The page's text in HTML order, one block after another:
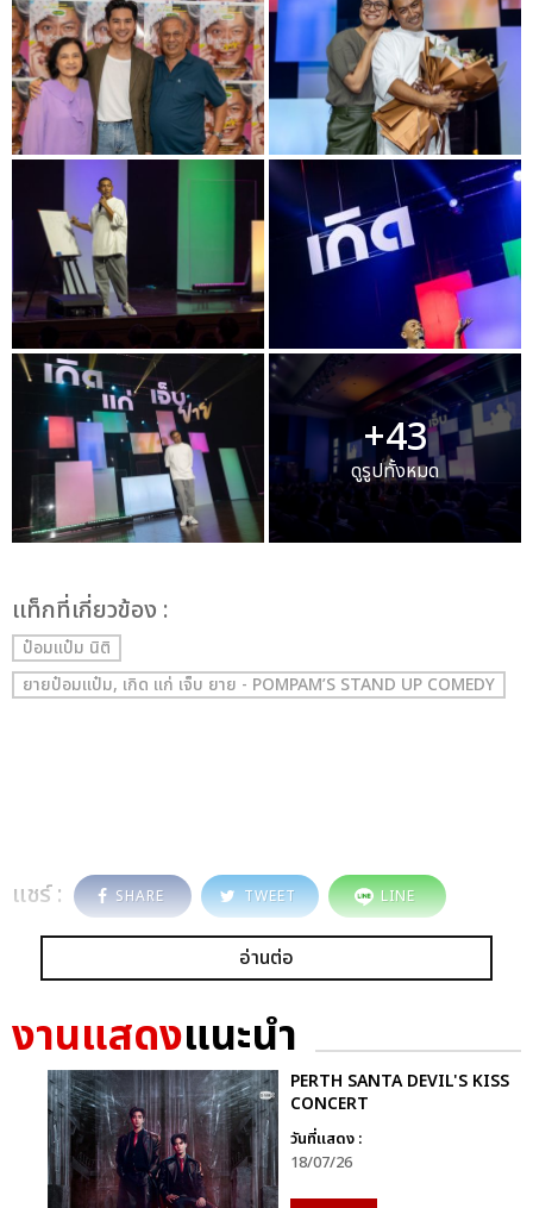
+43
ดูรูปทั้งหมด
เเท็กที่เกี่ยวข้อง :
ป๋อมแป๋ม นิติ
ยายป๋อมแป๋ม, เกิด แก่ เจ็บ ยาย - POMPAM’S STAND UP COMEDY
แชร์ : SHARE TWEET LINE
อ่านต่อ
งานแสดงแนะนำ
PERTH SANTA DEVIL'S KISS
CONCERT
วันที่แสดง :
18/07/26